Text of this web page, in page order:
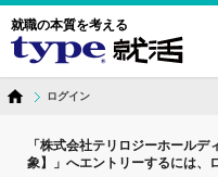
就職の本質を考える
ログイン
「株式会社テリロジーホール
象】」へエントリーするには、